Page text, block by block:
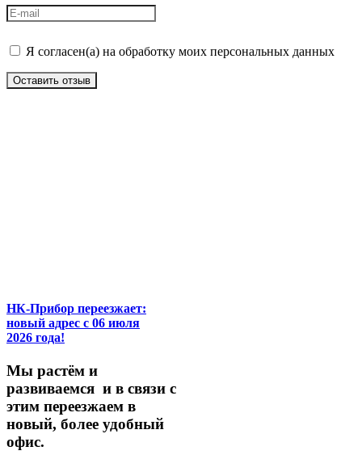
Я согласен(а) на обработку моих персональных данных
Оставить отзыв
НК-Прибор переезжает:
новый адрес с 06 июля
2026 года!
Мы растём и
развиваемся и в связи с
этим переезжаем в
новый, более удобный
офис.